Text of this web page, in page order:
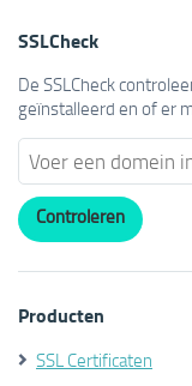
SSLCheck
De SSLCheck
geïnstalleerd en of er
Producten
SSL Certificaten